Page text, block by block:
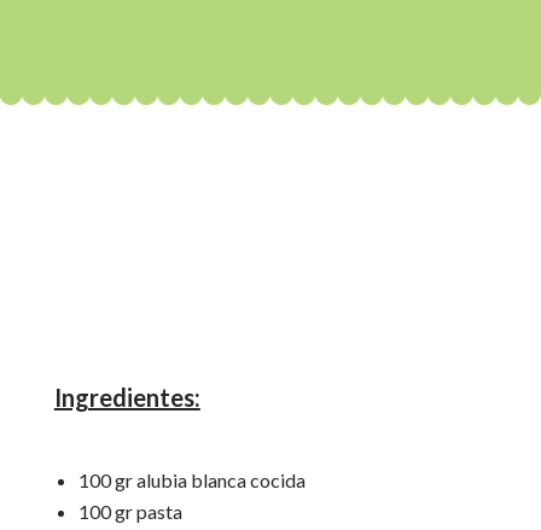
Ingredientes:
100 gr alubia blanca cocida
100 gr pasta